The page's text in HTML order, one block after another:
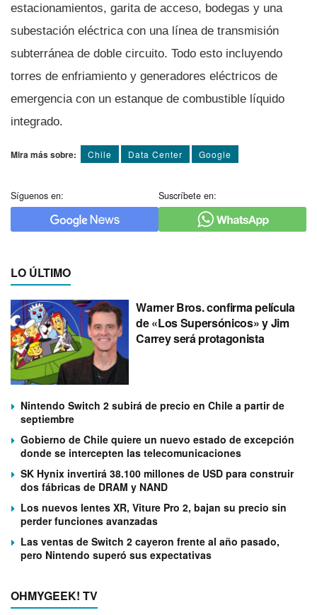
estacionamientos, garita de acceso, bodegas y una
subestación eléctrica con una línea de transmisión
subterránea de doble circuito. Todo esto incluyendo
torres de enfriamiento y generadores eléctricos de
emergencia con un estanque de combustible líquido
integrado.
Mira más sobre: Chile Data Center Google
Síguenos en: Suscríbete en:
LO ÚLTIMO
Warner Bros. confirma película
de «Los Supersónicos» y Jim
Carrey será protagonista
Nintendo Switch 2 subirá de precio en Chile a partir de
septiembre
Gobierno de Chile quiere un nuevo estado de excepción
donde se intercepten las telecomunicaciones
SK Hynix invertirá 38.100 millones de USD para construir
dos fábricas de DRAM y NAND
Los nuevos lentes XR, Viture Pro 2, bajan su precio sin
perder funciones avanzadas
Las ventas de Switch 2 cayeron frente al año pasado,
pero Nintendo superó sus expectativas
OHMYGEEK! TV